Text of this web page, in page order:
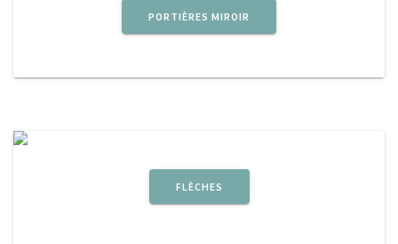
PORTIÈRES MIROIR
FLÈCHES